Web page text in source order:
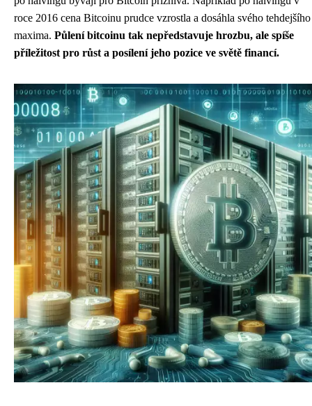
roce 2016 cena Bitcoinu prudce vzrostla a dosáhla svého tehdejšího
maxima. Půlení bitcoinu tak nepředstavuje hrozbu, ale spíše
příležitost pro růst a posílení jeho pozice ve světě financí.